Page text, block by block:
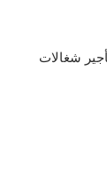
شغالات